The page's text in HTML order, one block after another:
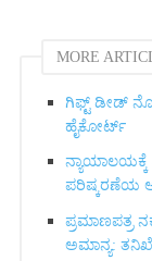
MORE
ಗಿಫ್ಟ್‌ ಡೀಡ್
ಹೈಕೋರ್ಟ್‌
ನ್ಯಾಯಾಲಯಕ್ಕೆ
ಪರಿಷ್ಕರಣೆಯ
ಪ್ರಮಾಣಪತ್ರ
ಅಮಾನ್ಯ: